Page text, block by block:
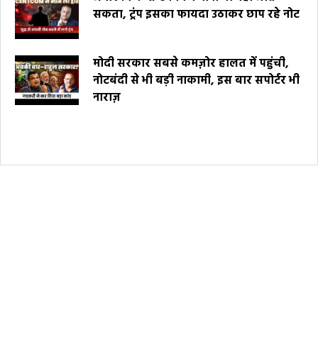
सकता, ट्रंप इसका फायदा उठाकर छाप रहे नोट
मोदी सरकार सबसे कमज़ोर हालत में पहुंची,
नोटबंदी से भी बड़ी नाकामी, इस बार सपोर्टर भी
नाराज़